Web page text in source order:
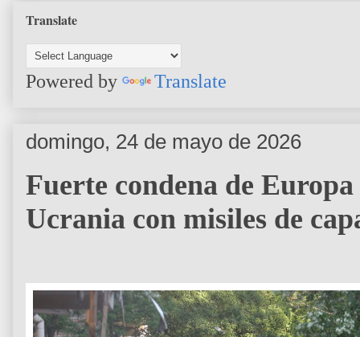
Translate
Powered by Translate
domingo, 24 de mayo de 2026
Fuerte condena de
Ucrania con misiles de